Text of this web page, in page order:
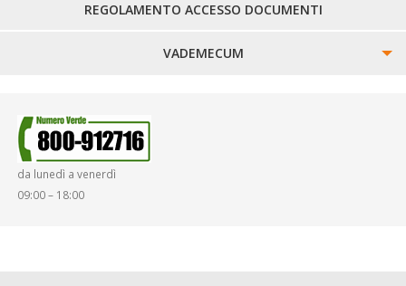
REGOLAMENTO ACCESSO DOCUMENTI
VADEMECUM
SMARRIMENTO OGGETTI
da lunedì a venerdì
09:00 – 18:00